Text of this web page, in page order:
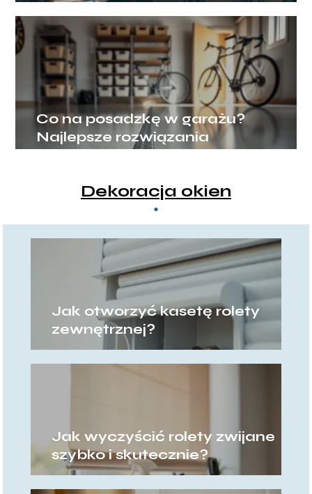
Co na posadzkę w garażu?
Najlepsze rozwiązania
Dekoracja okien
Jak otworzyć kasetę rolety
zewnętrznej?
Jak wyczyścić rolety zwijane
szybko i skutecznie?